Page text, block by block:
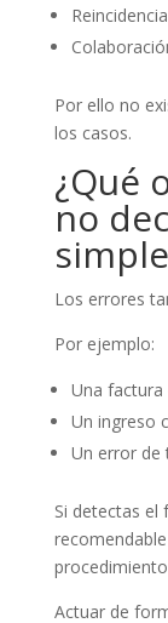
Por ello no
los casos.
¿Qué
no
Los errores
Por ejemplo:
Una factura
Un ingreso
Un error de
Si detectas el
Actuar de